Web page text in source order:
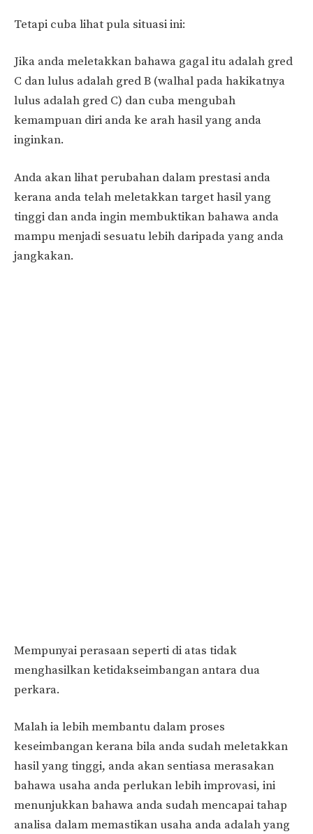
Tetapi cuba lihat pula situasi ini:
Jika anda meletakkan bahawa gagal itu adalah gred
C dan lulus adalah gred B (walhal pada hakikatnya
lulus adalah gred C) dan cuba mengubah
kemampuan diri anda ke arah hasil yang anda
inginkan.
Anda akan lihat perubahan dalam prestasi anda
kerana anda telah meletakkan target hasil yang
tinggi dan anda ingin membuktikan bahawa anda
mampu menjadi sesuatu lebih daripada yang anda
jangkakan.
Mempunyai perasaan seperti di atas tidak
menghasilkan ketidakseimbangan antara dua
perkara.
Malah ia lebih membantu dalam proses
keseimbangan kerana bila anda sudah meletakkan
hasil yang tinggi, anda akan sentiasa merasakan
bahawa usaha anda perlukan lebih improvasi, ini
menunjukkan bahawa anda sudah mencapai tahap
analisa dalam memastikan usaha anda adalah yang